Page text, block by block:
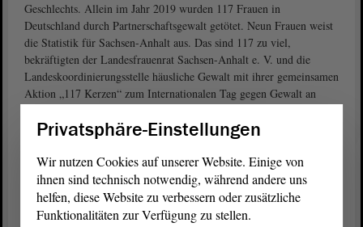
Geschlechts. Allein im Jahr 2019 wurden 117 Frauen in
Deutschland durch Partnerschaftsgewalt getötet. Neun Frauen weist
die Statistik für Sachsen-Anhalt aus. Das sind 117 zu viel,
bekräftigten der Landesfrauenrat Sachsen-Anhalt e. V. und die
Landeskoordinierungsstelle häusliche Gewalt mit ihrer gemeinsamen
Aktion „117 Kerzen“ zum Internationalen Tag gegen Gewalt an
entzündet, um der Opfer zu gedenken.
Die Gedenkstunde vor demLandtagvon Sachsen-Anhalt wurde
gemeinsam organisiert vom <link_external_error https:
www.landesfrauenrat.de _blank extern>Landesfrauenrat Sachsen-
Anhalt e. V., Landtagspräsidentin Gabriele Brakebusch und der
Privatsphäre-Einstellungen
Wir nutzen Cookies auf unserer Website. Einige von
ihnen sind technisch notwendig, während andere uns
helfen, diese Website zu verbessern oder zusätzliche
Funktionalitäten zur Verfügung zu stellen.